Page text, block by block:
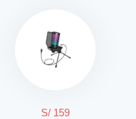
S/ 159